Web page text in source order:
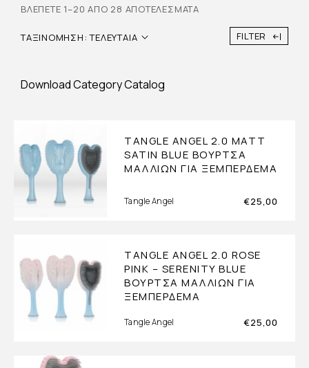
ΒΛΈΠΕΤΕ 1–20 ΑΠΌ 28 ΑΠΟΤΕΛΈΣΜΑΤΑ
ΤΑΞΙΝΌΜΗΣΗ: ΤΕΛΕΥΤΑΊΑ FILTER
Download Category Catalog
TANGLE ANGEL 2.0 MATT
SATIN BLUE ΒΟΎΡΤΣΑ
ΜΑΛΛΙΏΝ ΓΙΑ ΞΕΜΠΈΡΔΕΜΑ
Tangle Angel €25,00
TANGLE ANGEL 2.0 ROSE
PINK – SERENITY BLUE
ΒΟΎΡΤΣΑ ΜΑΛΛΙΏΝ ΓΙΑ
ΞΕΜΠΈΡΔΕΜΑ
Tangle Angel €25,00